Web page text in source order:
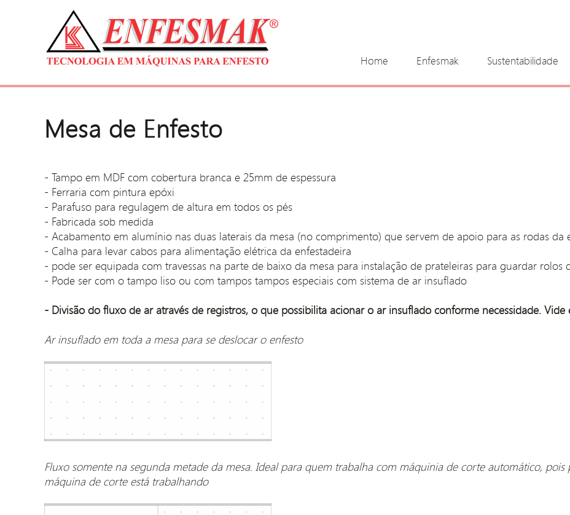
Home Enfesmak Sustentabilidade
Mesa de Enfesto
- Tampo em MDF com cobertura branca e 25mm de espessura
- Ferraria com pintura epóxi
- Parafuso para regulagem de altura em todos os pés
- Fabricada sob medida
- Acabamento em alumínio nas duas laterais da mesa (no comprimento) que servem de apoio para as rodas da
- Calha para levar cabos para alimentação elétrica da enfestadeira
- pode ser equipada com travessas na parte de baixo da mesa para instalação de prateleiras para guardar rolos
- Pode ser com o tampo liso ou com tampos tampos especiais com sistema de ar insuflado
- Divisão do fluxo de ar através de registros, o que possibilita acionar o ar insuflado conforme necessidade. Vide
Ar insuflado em toda a mesa para se deslocar o enfesto
Fluxo somente na segunda metade da mesa. Ideal para quem trabalha com máquinia de corte automático,
máquina de corte está trabalhando